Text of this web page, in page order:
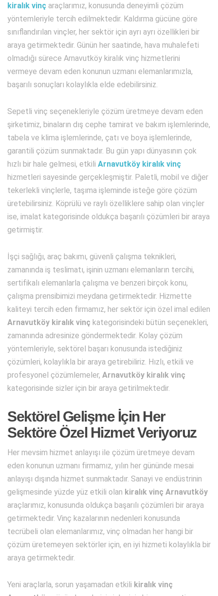
kiralık vinç araçlarımız, konusunda deneyimli çözüm
yöntemleriyle tercih edilmektedir. Kaldırma gücüne göre
sınıflandırılan vinçler, her sektör için ayrı ayrı özellikleri bir
araya getirmektedir. Günün her saatinde, hava muhalefeti
olmadığı sürece Arnavutköy kiralık vinç hizmetlerini
vermeye devam eden konunun uzmanı elemanlarımızla,
başarılı sonuçları kolaylıkla elde edebilirsiniz.
Sepetli vinç seçenekleriyle çözüm üretmeye devam eden
şirketimiz, binaların dış cephe tamirat ve bakım işlemlerinde,
tabela ve klima işlemlerinde, çatı ve boya işlemlerinde,
garantili çözüm sunmaktadır. Bu gün yapı dünyasının çok
hızlı bir hale gelmesi, etkili Arnavutköy kiralık vinç
hizmetleri sayesinde gerçekleşmiştir. Paletli, mobil ve diğer
tekerlekli vinçlerle, taşıma işleminde isteğe göre çözüm
üretebilirsiniz. Köprülü ve raylı özelliklere sahip olan vinçler
ise, imalat kategorisinde oldukça başarılı çözümleri bir araya
getirmiştir.
İşçi sağlığı, araç bakımı, güvenli çalışma teknikleri,
zamanında iş teslimatı, işinin uzmanı elemanların tercihi,
sertifikalı elemanlarla çalışma ve benzeri birçok konu,
çalışma prensibimizi meydana getirmektedir. Hizmette
kaliteyi tercih eden firmamız, her sektör için özel imal edilen
Arnavutköy kiralık vinç kategorisindeki bütün seçenekleri,
zamanında adresinize göndermektedir. Kolay çözüm
yöntemleriyle, sektörel başarı konusunda istediğiniz
çözümleri, kolaylıkla bir araya getirebiliriz. Hızlı, etkili ve
profesyonel çözümlemeler, Arnavutköy kiralık vinç
kategorisinde sizler için bir araya getirilmektedir.
Sektörel Gelişme İçin Her
Sektöre Özel Hizmet Veriyoruz
Her mevsim hizmet anlayışı ile çözüm üretmeye devam
eden konunun uzmanı firmamız, yılın her gününde mesai
anlayışı dışında hizmet sunmaktadır. Sanayi ve endüstrinin
gelişmesinde yüzde yüz etkili olan kiralık vinç Arnavutköy
araçlarımız, konusunda oldukça başarılı çözümleri bir araya
getirmektedir. Vinç kazalarının nedenleri konusunda
tecrübeli olan elemanlarımız, vinç olmadan her hangi bir
çözüm üretemeyen sektörler için, en iyi hizmeti kolaylıkla bir
araya getirmektedir.
Yeni araçlarla, sorun yaşamadan etkili kiralık vinç